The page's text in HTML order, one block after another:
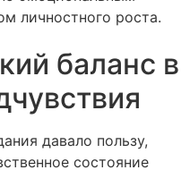
личностного роста.
баланс в
давалo пользу,
состояние